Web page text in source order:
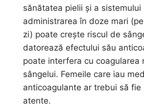
sănătatea pielii și a sistemului
administrarea în doze mari
zi) poate crește riscul de
datorează efectului său
poate interfera cu coagularea
sângelui. Femeile care iau
anticoagulante ar trebui să
atente.